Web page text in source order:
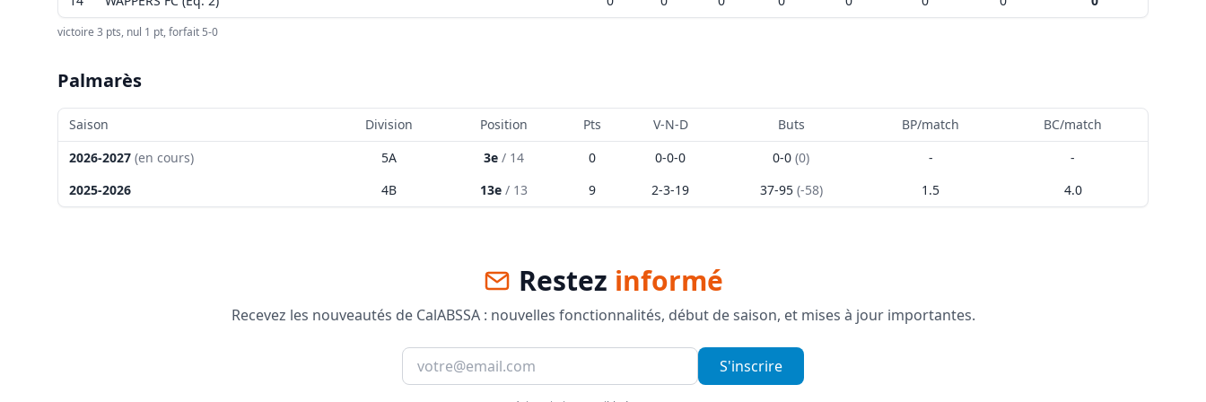
victoire 3 pts, nul 1 pt, forfait 5-0
Palmarès
Saison Division Position Pts V-N-D Buts BP/match
BC/match
2026-2027 (en cours) 5A 3e / 14 0 0-0-0 0-0 (0) -
-
2025-2026
4B 13e / 13 9 2-3-19 37-95 (-58) 1.5 4.0
Restez informé
Recevez les nouveautés de CalABSSA : nouvelles fonctionnalités, début de saison, et mises à jour importantes.
S'inscrire